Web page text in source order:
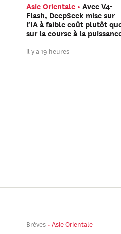
Asie Orientale
Avec V4-
Flash, DeepSeek mise sur
l’IA à faible coût plutôt
sur la course à la
il y a 19 heures
Brèves Asie Orientale